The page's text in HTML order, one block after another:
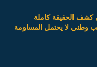
كشف الحقيقة كاملة
وطني لا يحتمل المساومة